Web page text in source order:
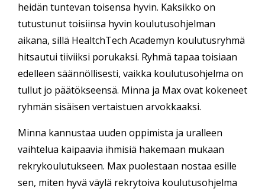
heidän tuntevan toisensa hyvin. Kaksikko on
tutustunut toisiinsa hyvin koulutusohjelman
aikana, sillä HealtchTech Academyn koulutusryhmä
hitsautui tiiviiksi porukaksi. Ryhmä tapaa toisiaan
edelleen säännöllisesti, vaikka koulutusohjelma on
tullut jo päätökseensä. Minna ja Max ovat kokeneet
ryhmän sisäisen vertaistuen arvokkaaksi.
Minna kannustaa uuden oppimista ja uralleen
vaihtelua kaipaavia ihmisiä hakemaan mukaan
rekrykoulutukseen. Max puolestaan nostaa esille
sen, miten hyvä väylä rekrytoiva koulutusohjelma